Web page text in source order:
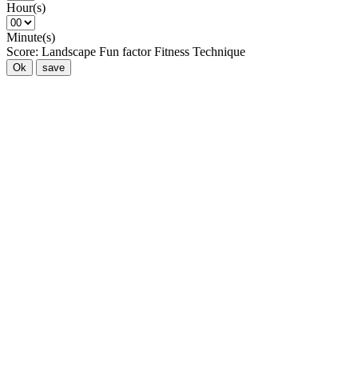
Hour(s)
Minute(s)
Score: Landscape Fun factor Fitness Technique
Ok save